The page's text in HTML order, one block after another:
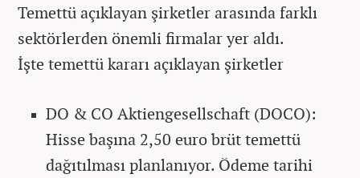
Temettü açıklayan şirketler arasında farklı
sektörlerden önemli firmalar yer aldı.
İşte temettü kararı açıklayan şirketler
DO & CO Aktiengesellschaft (DOCO):
Hisse başına 2,50 euro brüt temettü
dağıtılması planlanıyor. Ödeme tarihi